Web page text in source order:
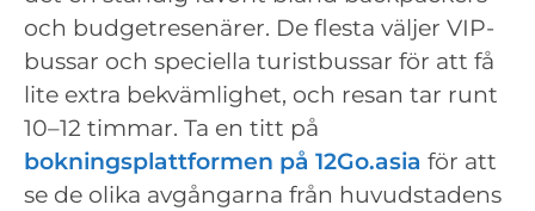
och budgetresenärer. De flesta väljer VIP-
bussar och speciella turistbussar för att få
lite extra bekvämlighet, och resan tar runt
10–12 timmar. Ta en titt på
bokningsplattformen på 12Go.asia för att
se de olika avgångarna från huvudstadens